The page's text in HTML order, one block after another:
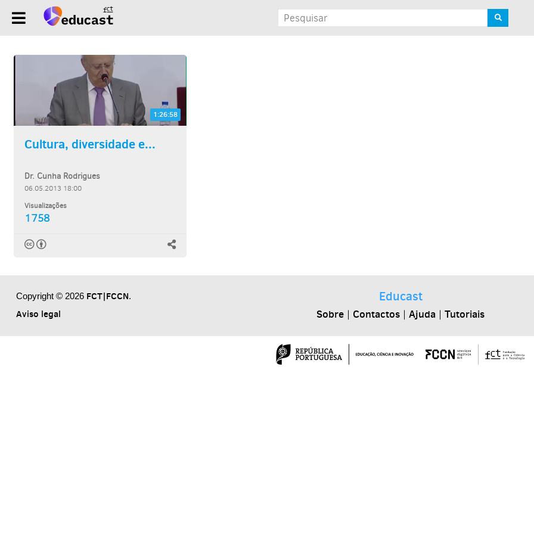
1:26:58
Cultura, diversidade e...
Dr. Cunha Rodrigues
06.05.2013 18:00
Visualizações
1758
Copyright © 2026 FCT|FCCN.
Aviso legal
Educast
Sobre | Contactos | Ajuda | Tutoriais